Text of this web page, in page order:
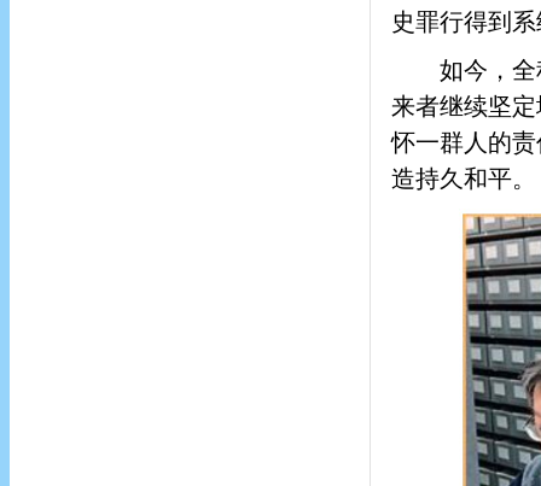
史罪行得到
如今，
来者继续坚
怀一群人的
造持久和平。